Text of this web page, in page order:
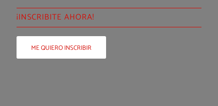
¡INSCRIBITE AHORA!
ME QUIERO INSCRIBIR